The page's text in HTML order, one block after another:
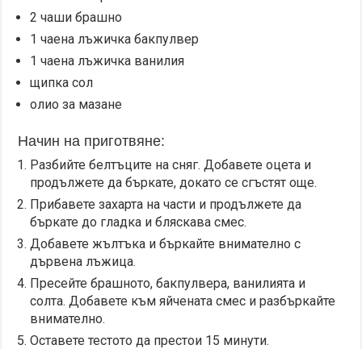
2 чаши брашно
1 чаена лъжичка бакпулвер
1 чаена лъжичка ванилия
щипка сол
олио за мазане
Начин на приготвяне:
Разбийте белтъците на сняг. Добавете оцета и
продължете да бъркате, докато се сгъстят още.
Прибавете захарта на части и продължете да
бъркате до гладка и бляскава смес.
Добавете жълтъка и бъркайте внимателно с
дървена лъжица.
Пресейте брашното, бакпулвера, ванилията и
солта. Добавете към яйчената смес и разбъркайте
внимателно.
Оставете тестото да престои 15 минути.